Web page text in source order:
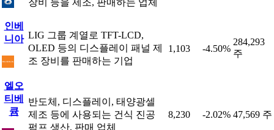
장비 등을 제조, 판매하는 업체
인베
니아 LIG 그룹 계열로 TFT-LCD,
OLED 등의 디스플레이 패널 제
조 장비를 판매하는 기업
1,103 -4.50%
284,293
주
엘오
티베
큠
반도체, 디스플레이, 태양광셀
제조 등에 사용되는 건식 진공
펌프 생산, 판매 업체
8,230 -2.02% 47,569 주